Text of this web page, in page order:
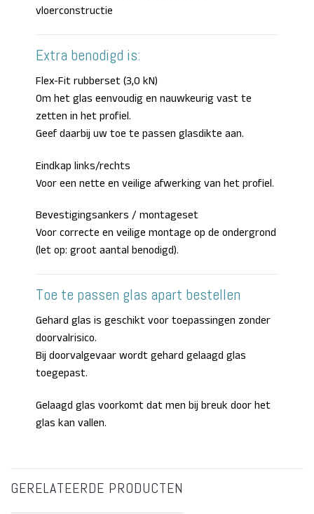
vloerconstructie
Extra benodigd is:
Flex-Fit rubberset (3,0 kN)
Om het glas eenvoudig en nauwkeurig vast te
zetten in het profiel.
Geef daarbij uw toe te passen glasdikte aan.
Eindkap links/rechts
Voor een nette en veilige afwerking van het profiel.
Bevestigingsankers / montageset
Voor correcte en veilige montage op de ondergrond
(let op: groot aantal benodigd).
Toe te passen glas apart bestellen
Gehard glas is geschikt voor toepassingen zonder
doorvalrisico.
Bij doorvalgevaar wordt gehard gelaagd glas
toegepast.
Gelaagd glas voorkomt dat men bij breuk door het
glas kan vallen.
GERELATEERDE PRODUCTEN